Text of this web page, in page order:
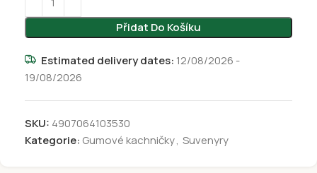
Přidat Do Košíku
Estimated delivery dates: 12/08/2026 -
19/08/2026
SKU: 4907064103530
Kategorie: Gumové kachničky, Suvenyry